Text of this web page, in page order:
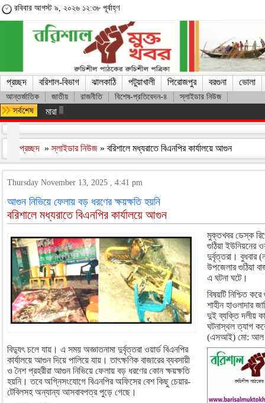
রবিবার আগস্ট ৯, ২০২৬ ১২:৩৮ পূর্বাহ্ণ
প্রচ্ছদ বরিশাল-বিভাগ ঝালকাঠি পটুয়াখালী পিরোজপুর বরগুনা ভোলা
আন্তর্জাতিক জাতীয় রাজনীতি বিশেষ-প্রতিবেদন-৪ স্লাইডার নিউজ
মারা গেলেন লিওনেল মেসির বাবা হোর্হে মেসি
প্রচ্ছদ »স্লাইডার নিউজ » বরিশালে মধ্যরাতে বিএনপির কার্যালয়ে আগুন
Thursday November 13, 2025 , 4:41 pm
আগুন নিভিয়ে ফেলায় বড় ধরণের ক্ষয়ক্ষতি হয়নি
বরিশালে মধ্যরাতে বিএনপির কার্যালয়ে আগুন
মুক্তখবর ডেস্ক
গুঠিয়া ইউনিয়নের
দুর্বৃত্তরা। বুধবার
উপজেলার গুঠিয়া
এ ঘটনা ঘটে।
বিষয়টি নিশ্চিত
শাহীন হাওলাদার
দুই ব্যক্তি দলীয়
ঘটনাস্থল ত্যাগ
(এসআই) মো: আল
বিদ্যুৎ চলে যায়। এ সময় অজ্ঞাতনামা দুর্বৃত্তরা ওয়ার্ড বিএনপির
কার্যালয়ে আগুন দিয়ে পালিয়ে যায়। তাৎক্ষণিক বাজারের ব্যবসায়ী
ও নৈশ প্রহরীরা আগুন নিভিয়ে ফেলায় বড় ধরণের কোন ক্ষয়ক্ষতি
হয়নি। তবে অগ্নিসংযোগে বিএনপির অফিসের বেশ কিছু চেয়ার-
টেবিলসহ অন্যান্য আসবাবপত্র পুড়ে গেছে।